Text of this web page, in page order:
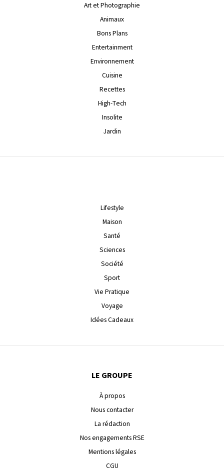
Art et Photographie
Animaux
Bons Plans
Entertainment
Environnement
Cuisine
Recettes
High-Tech
Insolite
Jardin
Lifestyle
Maison
Santé
Sciences
Société
Sport
Vie Pratique
Voyage
Idées Cadeaux
LE GROUPE
À propos
Nous contacter
La rédaction
Nos engagements RSE
Mentions légales
CGU